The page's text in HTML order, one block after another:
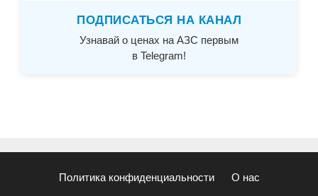
ПОДПИСАТЬСЯ НА КАНАЛ
Узнавай о ценах на АЗС первым
в Telegram!
Политика конфиденциальности О нас